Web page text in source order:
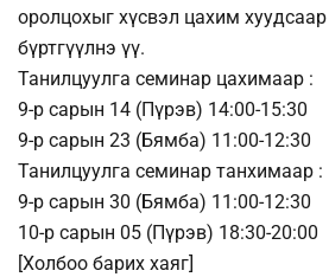
оролцохыг хүсвэл цахим
бүртгүүлнэ үү.
Танилцуулга семинар цахимаар :
9-р сарын 14 (Пүрэв) 14:00-15:30
9-р сарын 23 (Бямба) 11:00-12:30
Танилцуулга семинар танхимаар :
9-р сарын 30 (Бямба) 11:00-12:30
10-р сарын 05 (Пүрэв) 18:30-20:00
[Холбоо барих хаяг]